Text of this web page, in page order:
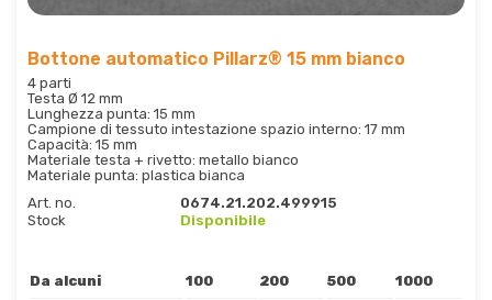
Bottone automatico Pillarz® 15 mm bianco
4 parti
Testa Ø 12 mm
Lunghezza punta: 15 mm
Campione di tessuto intestazione spazio interno: 17 mm
Capacità: 15 mm
Materiale testa + rivetto: metallo bianco
Materiale punta: plastica bianca
Art. no.
0674.21.202.499915
Stock
Disponibile
Da alcuni 100 200 500 1000